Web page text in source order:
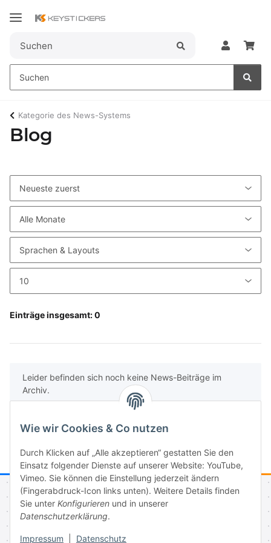
Wie wir Cookies & Co nutzen
Durch Klicken auf „Alle akzeptieren“ gestatten Sie den
Einsatz folgender Dienste auf unserer Website: YouTube,
Vimeo. Sie können die Einstellung jederzeit ändern
(Fingerabdruck-Icon links unten). Weitere Details finden
Sie unter Konfigurieren und in unserer
Datenschutzerklärung.
Impressum Datenschutz
Kategorie des News-Systems
Blog
Einträge insgesamt: 0
xLeider befinden sich noch keine News-Beiträge im
Archiv.
Informationen